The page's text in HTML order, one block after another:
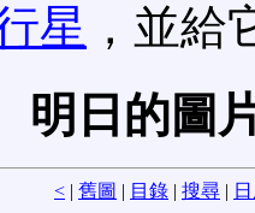
星 ，並
明日的圖
< | 舊圖 | 目錄 | 搜尋 |